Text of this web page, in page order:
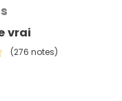
vrai
(276 notes)